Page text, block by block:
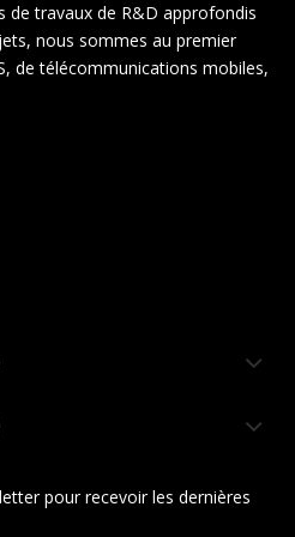
de travaux de R&D approfondis
nous sommes au premier
de télécommunications mobiles,
pour recevoir les dernières